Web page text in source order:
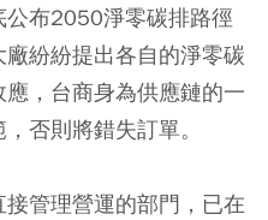
布2050淨零碳排路徑
紛紛提出各自的淨零碳
，台商身為供應鏈的一
否則將錯失訂單。
管理營運的部門，已在